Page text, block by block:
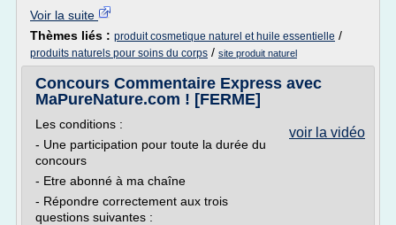
Voir la suite
Thèmes liés : produit cosmetique naturel et huile essentielle /
produits naturels pour soins du corps / site produit naturel
Concours Commentaire Express avec
MaPureNature.com ! [FERME]
voir la vidéo
Les conditions :
- Une participation pour toute la durée du
concours
- Etre abonné à ma chaîne
- Répondre correctement aux trois
questions suivantes :